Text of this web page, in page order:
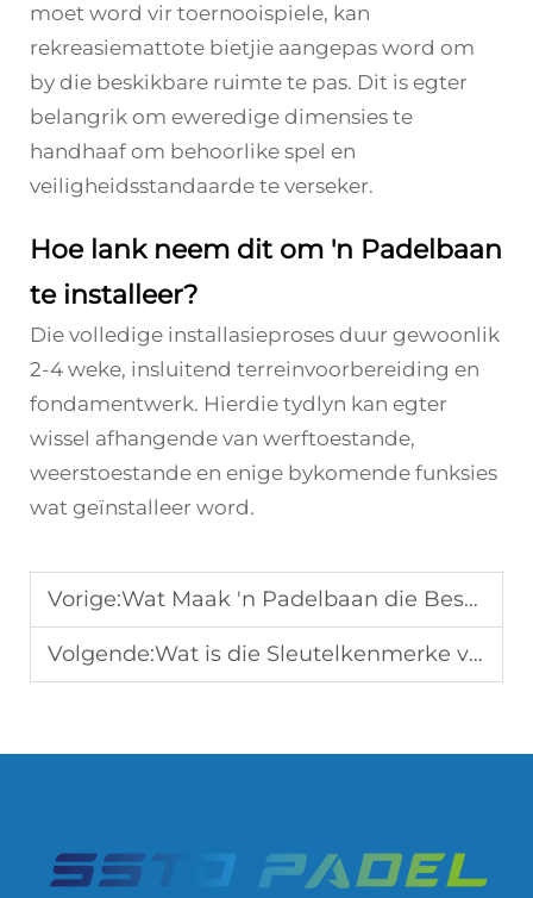
moet word vir toernooispiele, kan
rekreasiemattote bietjie aangepas word om
by die beskikbare ruimte te pas. Dit is egter
belangrik om eweredige dimensies te
handhaaf om behoorlike spel en
veiligheidsstandaarde te verseker.
Hoe lank neem dit om 'n Padelbaan
te installeer?
Die volledige installasieproses duur gewoonlik
2-4 weke, insluitend terreinvoorbereiding en
fondamentwerk. Hierdie tydlyn kan egter
wissel afhangende van werftoestande,
weerstoestande en enige bykomende funksies
wat geïnstalleer word.
Vorige:Wat Maak 'n Padelbaan die Beste Keuse vir Sportliefhebbers?
Volgende:Wat is die Sleutelkenmerke van 'n Hoë-Kwaliteit Padelregop?